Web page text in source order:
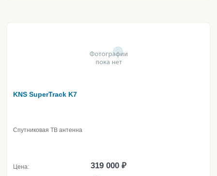
KNS SuperTrack K7
Спутниковая ТВ антенна
Цена: 319 000 ₽